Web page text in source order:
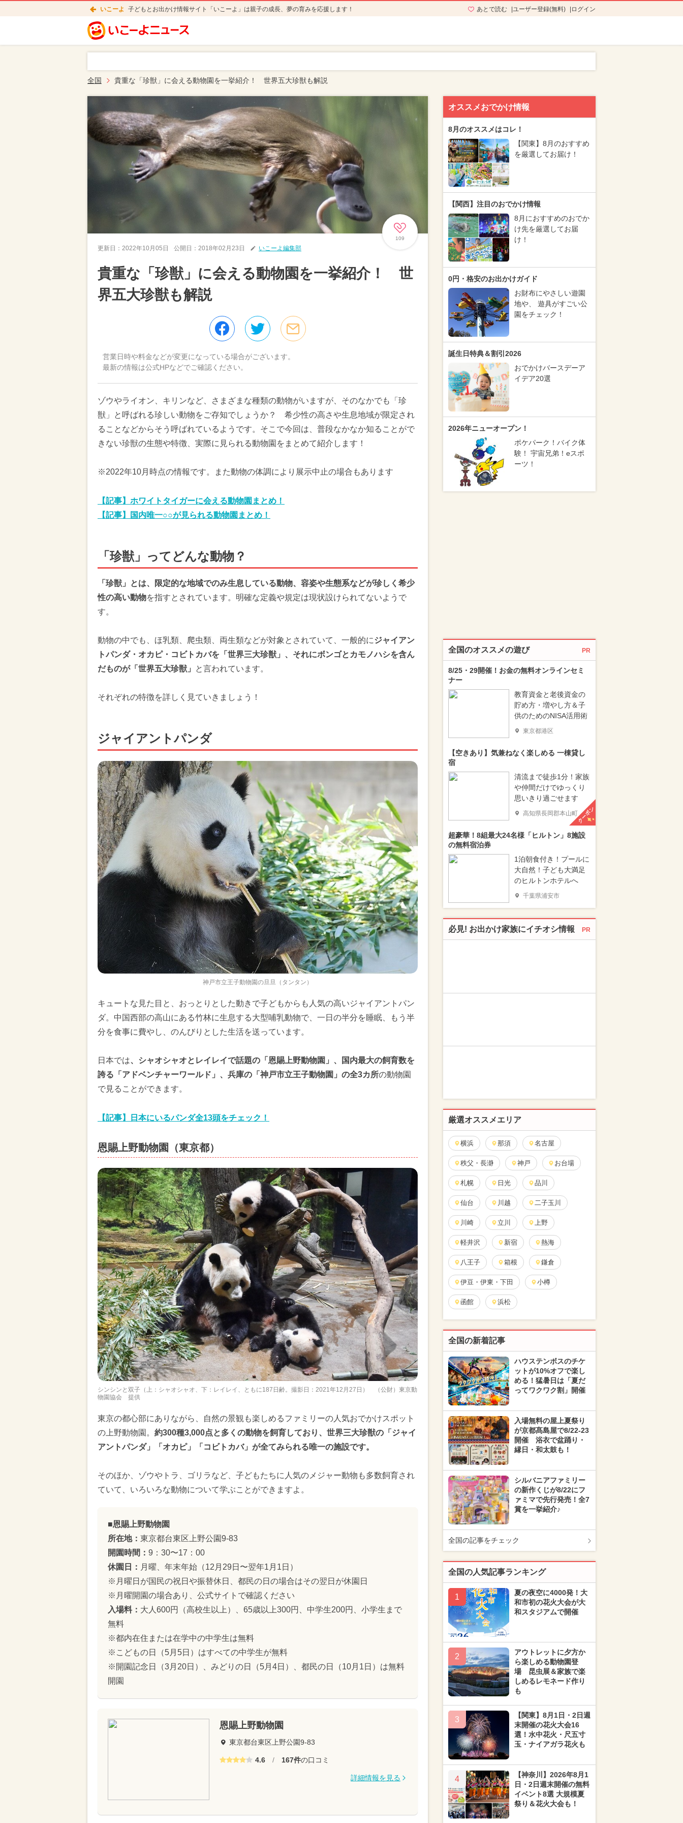
いこーよ 子どもとお出かけ情報サイト「いこーよ」は親子の成長、夢の育みを応援します！ あとで読む ユーザー登録(無料) ログイン
全国 貴重な「珍獣」に会える動物園を一挙紹介！ 世界五大珍獣も解説
109
更新日： 2022年10月05日 公開日： 2018年02月23日 いこーよ編集部
貴重な「珍獣」に会える動物園を一挙紹介！ 世
界五大珍獣も解説
営業日時や料金などが変更になっている場合がございます。
最新の情報は公式HPなどでご確認ください。
ゾウやライオン、キリンなど、さまざまな種類の動物がいますが、そのなかでも「珍
獣」と呼ばれる珍しい動物をご存知でしょうか？ 希少性の高さや生息地域が限定され
ることなどからそう呼ばれているようです。そこで今回は、普段なかなか知ることがで
きない珍獣の生態や特徴、実際に見られる動物園をまとめて紹介します！
※2022年10月時点の情報です。また動物の体調により展示中止の場合もあります
【記事】ホワイトタイガーに会える動物園まとめ！
【記事】国内唯一○○が見られる動物園まとめ！
「珍獣」ってどんな動物？
「珍獣」とは、限定的な地域でのみ生息している動物、容姿や生態系などが珍しく希少
性の高い動物を指すとされています。明確な定義や規定は現状設けられてないようで
す。
動物の中でも、ほ乳類、爬虫類、両生類などが対象とされていて、一般的にジャイアン
トパンダ・オカピ・コビトカバを「世界三大珍獣」、それにボンゴとカモノハシを含ん
だものが「世界五大珍獣」
と言われています。
それぞれの特徴を詳しく見ていきましょう！
ジャイアントパンダ
神戸市立王子動物園の旦旦（タンタン）
キュートな見た目と、おっとりとした動きで子どもからも人気の高いジャイアントパン
ダ。中国西部の高山にある竹林に生息する大型哺乳動物で、一日の半分を睡眠、もう半
分を食事に費やし、のんびりとした生活を送っています。
日本では、シャオシャオとレイレイで話題の「恩賜上野動物園」、国内最大の飼育数を
誇る「アドベンチャーワールド」、兵庫の「神戸市立王子動物園」の全3カ所の動物園
で見ることができます。
【記事】日本にいるパンダ全13頭をチェック！
恩賜上野動物園（東京都）
シンシンと双子（上：シャオシャオ、下：レイレイ、ともに187日齢。撮影日：2021年12月27日） （公財）東京動
物園協会 提供
東京の都心部にありながら、自然の景観も楽しめるファミリーの人気おでかけスポット
の上野動物園。 約300種3,000点と多くの動物を飼育しており、世界三大珍獣の「ジャイ
アントパンダ」「オカピ」「コビトカバ」が全てみられる唯一の施設です。
そのほか、ゾウやトラ、ゴリラなど、子どもたちに人気のメジャー動物も多数飼育され
ていて、いろいろな動物について学ぶことができますよ。
■恩賜上野動物園
所在地： 東京都台東区上野公園9-83
開園時間： 9：30〜17：00
休園日： 月曜、年末年始（12月29日〜翌年1月1日）
※月曜日が国民の祝日や振替休日、都民の日の場合はその翌日が休園日
※月曜開園の場合あり、公式サイトで確認ください
入場料： 大人600円（高校生以上）、65歳以上300円、中学生200円、小学生まで
無料
※都内在住または在学中の中学生は無料
※こどもの日（5月5日）はすべての中学生が無料
※開園記念日（3月20日）、みどりの日（5月4日）、都民の日（10月1日）は無料
開園
恩賜上野動物園
東京都台東区上野公園9-83
4.6 / 167件の口コミ
詳細情報を見る
オススメおでかけ情報
8月のオススメはコレ！
【関東】8月のおすすめ
を厳選してお届け！
【関西】注目のおでかけ情報
8月におすすめのおでか
け先を厳選してお届
け！
0円・格安のお出かけガイド
お財布にやさしい遊園
地や、 遊具がすごい公
園をチェック！
誕生日特典＆割引2026
おでかけバースデーア
イデア20選
2026年ニューオープン！
ポケパーク！バイク体
験！ 宇宙兄弟！eスポ
ーツ！
全国のオススメの遊び PR
8/25・29開催！お金の無料オンラインセミ
ナー
教育資金と老後資金の
貯め方・増やし方＆子
供のためのNISA活用術
東京都港区
【空きあり】気兼ねなく楽しめる 一棟貸し
宿
清流まで徒歩1分！家族
や仲間だけでゆっくり
思いきり過ごせます
高知県長岡郡本山町クーポン
超豪華！8組最大24名様「ヒルトン」8施設
の無料宿泊券
1泊朝食付き！プールに
大自然！子ども大満足
のヒルトンホテルへ
千葉県浦安市
必見! お出かけ家族にイチオシ情報 PR
厳選オススメエリア
横浜 那須 名古屋
秩父・長瀞 神戸 お台場
札幌 日光 品川
仙台 川越 二子玉川
川崎 立川 上野
軽井沢 新宿 熱海
八王子 箱根 鎌倉
伊豆・伊東・下田 小樽
函館 浜松
全国の新着記事
ハウステンボスのチケ
ットが10%オフで楽し
める！猛暑日は「夏だ
ってワクワク割」開催
入場無料の屋上夏祭り
が京都髙島屋で8/22-23
開催 浴衣で盆踊り・
縁日・和太鼓も！
シルバニアファミリー
の新作くじが8/22にフ
ァミマで先行発売！全7
賞を一挙紹介♪
全国の記事をチェック
全国の人気記事ランキング
1
夏の夜空に4000発！大
和市初の花火大会が大
和スタジアムで開催
2
アウトレットに夕方か
ら楽しめる動物園登
場 昆虫展＆家族で楽
しめるレモネード作り
も
3
【関東】8月1日・2日週
末開催の花火大会16
選！水中花火・尺五寸
玉・ナイアガラ花火も
4
【神奈川】2026年8月1
日・2日週末開催の無料
イベント8選 大規模夏
祭り＆花火大会も！